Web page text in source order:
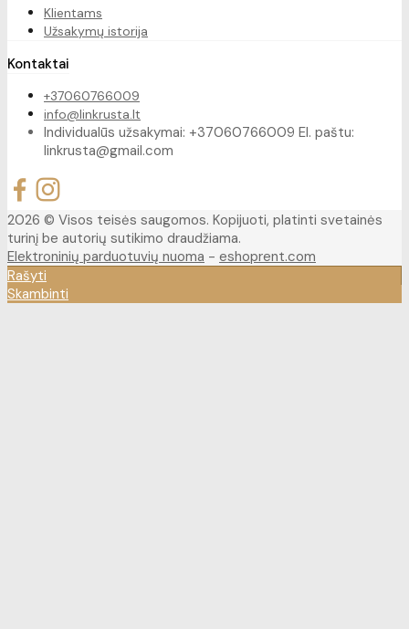
Klientams
Užsakymų istorija
Kontaktai
+37060766009
info@linkrusta.lt
Individualūs užsakymai: +37060766009 El. paštu:
linkrusta@gmail.com
2026 © Visos teisės saugomos. Kopijuoti, platinti svetainės
turinį be autorių sutikimo draudžiama.
Elektroninių parduotuvių nuoma - eshoprent.com
Rašyti
Skambinti